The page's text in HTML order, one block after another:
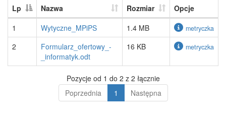
Lp Nazwa Rozmiar
Opcje
1
Wytyczne_MPiPS 1.4 MB metryczka
2
Formularz_ofertowy_-
_informatyk.odt
16 KB metryczka
Pozycje od 1 do 2 z 2 łącznie
Poprzednia
1 Następna